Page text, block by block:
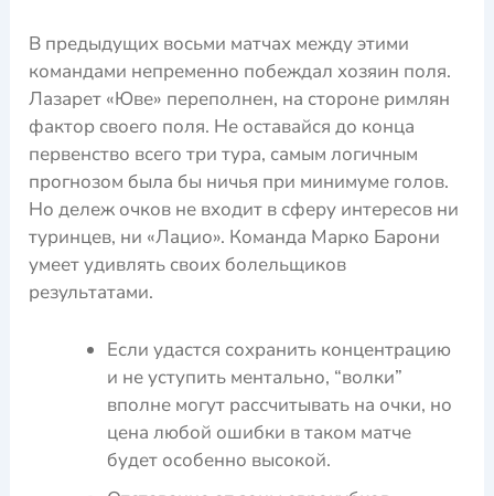
В предыдущих восьми матчах между этими
командами непременно побеждал хозяин поля.
Лазарет «Юве» переполнен, на стороне римлян
фактор своего поля. Не оставайся до конца
первенство всего три тура, самым логичным
прогнозом была бы ничья при минимуме голов.
Но дележ очков не входит в сферу интересов ни
туринцев, ни «Лацио». Команда Марко Барони
умеет удивлять своих болельщиков
результатами.
Если удастся сохранить концентрацию
и не уступить ментально, “волки”
вполне могут рассчитывать на очки, но
цена любой ошибки в таком матче
будет особенно высокой.